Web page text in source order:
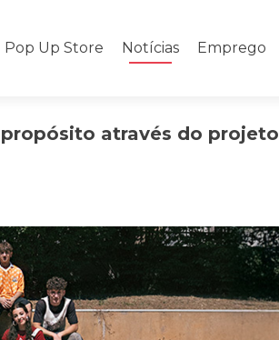
Pop Up Store Notícias Emprego
através do projeto